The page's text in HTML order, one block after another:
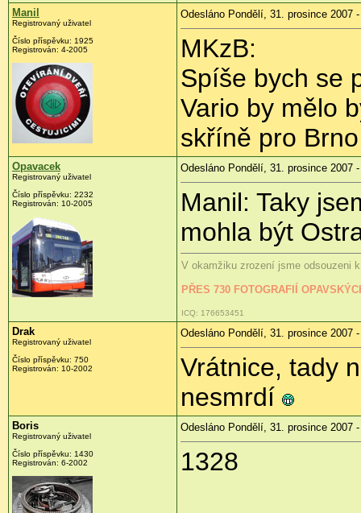
Manil
Registrovaný uživatel
Číslo příspěvku: 1925
Registrován: 4-2005
Odesláno Pondělí, 31. prosince 2007
MKzB:
Spíše bych se
Vario by mělo
skříně pro
Opavacek
Registrovaný uživatel
Číslo příspěvku: 2232
Registrován: 10-2005
Odesláno Pondělí, 31. prosince 2007
Manil: Taky
mohla být
V okamžiku zrození jsme odsouzeni
PŘES 730 FOTOGRAFIÍ
ICQ: 176653451
Drak
Registrovaný uživatel
Číslo příspěvku: 750
Registrován: 10-2002
Odesláno Pondělí, 31. prosince 2007
Vrátnice, tady
nesmrdí
Boris
Registrovaný uživatel
Číslo příspěvku: 1430
Registrován: 6-2002
Odesláno Pondělí, 31. prosince 2007
1328